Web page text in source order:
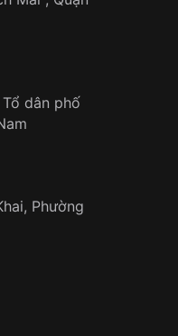
toán trực tiếp
hàng
trong suốt quá
dân phố
Phường